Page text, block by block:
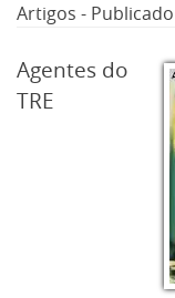
Informe especial
Artigos -
Agentes do
TRE